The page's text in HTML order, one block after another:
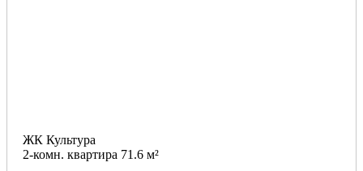
ЖК Культура
2-комн. квартира 71.6 м²